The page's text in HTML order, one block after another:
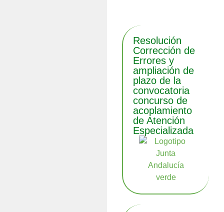
Resolución
Corrección de
Errores y
ampliación de
plazo de la
convocatoria
concurso de
acoplamiento
de Atención
Especializada